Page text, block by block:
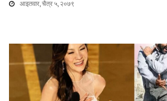
आइतवार, चैत्र ५, २०७९